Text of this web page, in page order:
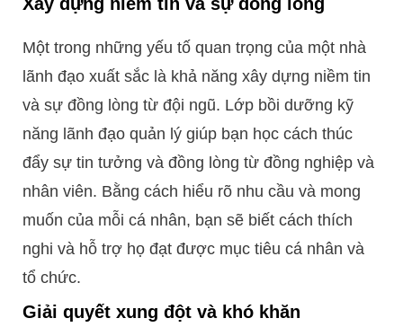
Một trong những yếu tố quan trọng của một nhà
lãnh đạo xuất sắc là khả năng xây dựng niềm tin
và sự đồng lòng từ đội ngũ. Lớp bồi dưỡng kỹ
năng lãnh đạo quản lý giúp bạn học cách thúc
đẩy sự tin tưởng và đồng lòng từ đồng nghiệp và
nhân viên. Bằng cách hiểu rõ nhu cầu và mong
muốn của mỗi cá nhân, bạn sẽ biết cách thích
nghi và hỗ trợ họ đạt được mục tiêu cá nhân và
tổ chức.
Giải quyết xung đột và khó khăn